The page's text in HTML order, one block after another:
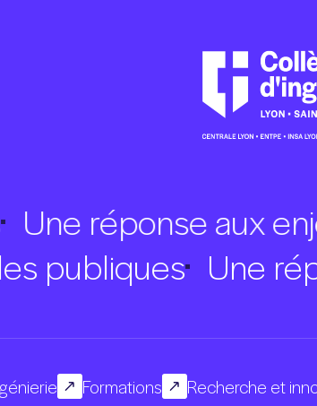
réponse aux
publiques Une
Formations Recherche et